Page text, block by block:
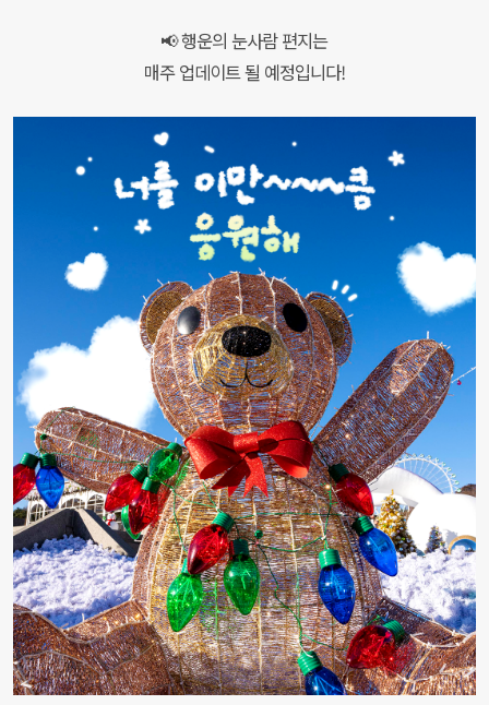
📢 행운의 눈사람 편지는
매주 업데이트 될 예정입니다!